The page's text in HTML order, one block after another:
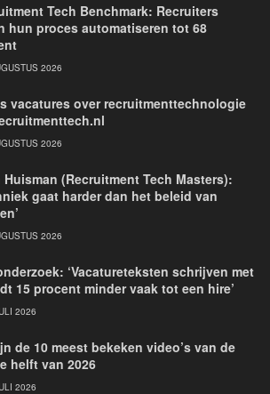
Tech Benchmark: Recruiters
hun proces automatiseren tot 68
2026
vacatures over recruitmenttechnologie
2026
Huisman (Recruitment Tech Masters):
gaat harder dan het beleid van
2026
‘Vacatureteksten schrijven met
15 procent minder vaak tot een hire’
2026
de 10 meest bekeken video’s van de
helft van 2026
2026